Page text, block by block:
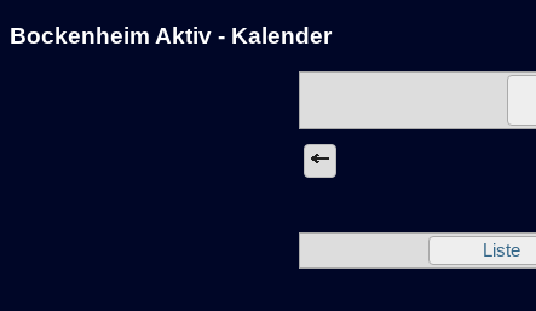
Bockenheim Aktiv - Kalender
Liste